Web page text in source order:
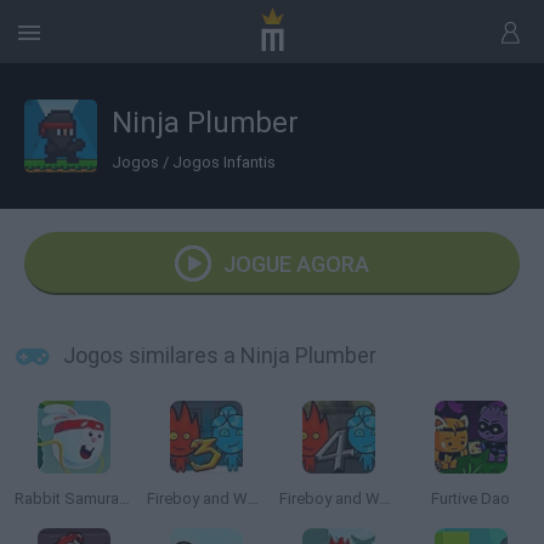
Ninja Plumber
Jogos / Jogos Infantis
JOGUE AGORA
Jogos similares a Ninja Plumber
Rabbit Samurai 2 Fireboy and Watergirl 3: The Ice Temple Fireboy and Watergirl 4: The Crystal Temple Furtive Dao